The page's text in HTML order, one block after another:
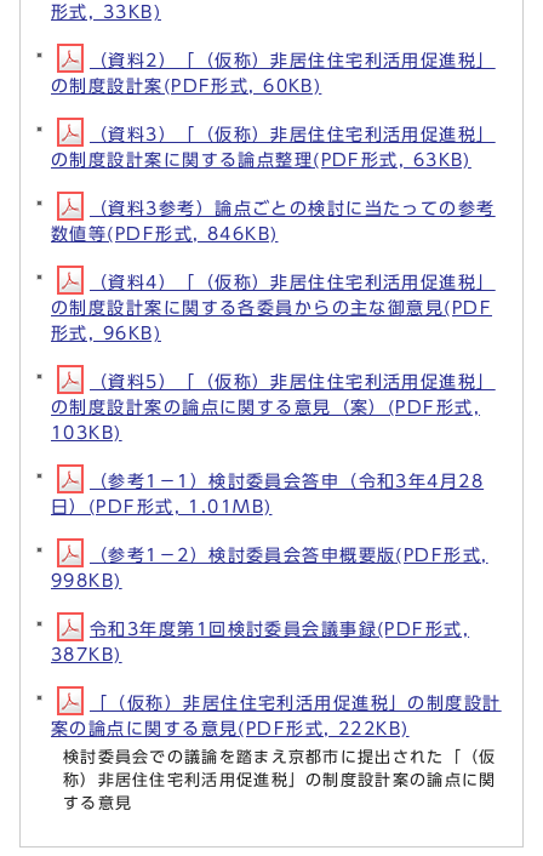
形式, 33KB)
（資料2）「（仮称）非居住住宅利活用促進税」
の制度設計案(PDF形式, 60KB)
（資料3）「（仮称）非居住住宅利活用促進税」
の制度設計案に関する論点整理(PDF形式, 63KB)
（資料3参考）論点ごとの検討に当たっての参考
数値等(PDF形式, 846KB)
（資料4）「（仮称）非居住住宅利活用促進税」
の制度設計案に関する各委員からの主な御意見(PDF
形式, 96KB)
（資料5）「（仮称）非居住住宅利活用促進税」
の制度設計案の論点に関する意見（案）(PDF形式,
103KB)
（参考1－1）検討委員会答申（令和3年4月28
日）(PDF形式, 1.01MB)
（参考1－2）検討委員会答申概要版(PDF形式,
998KB)
令和3年度第1回検討委員会議事録(PDF形式,
387KB)
「（仮称）非居住住宅利活用促進税」の制度設計
案の論点に関する意見(PDF形式, 222KB)
検討委員会での議論を踏まえ京都市に提出された「（仮
称）非居住住宅利活用促進税」の制度設計案の論点に関
する意見